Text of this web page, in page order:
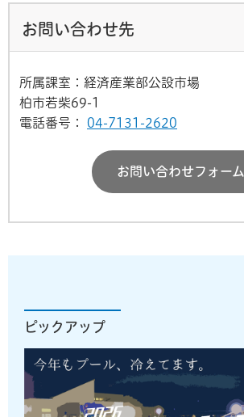
お問い合わせ先
所属課室：経済産業部公設市場
柏市若柴69-1
電話番号：
04-7131-2620
お問い合わせフォーム
ピックアップ